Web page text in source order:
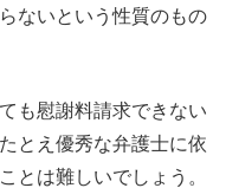
ないという性質のもの
も慰謝料請求できない
とえ優秀な弁護士に依
とは難しいでしょう。